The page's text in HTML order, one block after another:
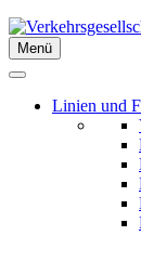
Menü
Linien und